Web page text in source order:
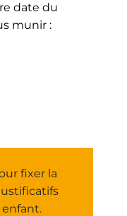
date du
munir :
fixer la
enfant.